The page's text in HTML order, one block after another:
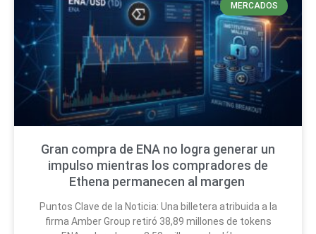
MERCADOS
Gran compra de ENA no logra generar un
impulso mientras los compradores de
Ethena permanecen al margen
Puntos Clave de la Noticia: Una billetera atribuida a la
firma Amber Group retiró 38,89 millones de tokens